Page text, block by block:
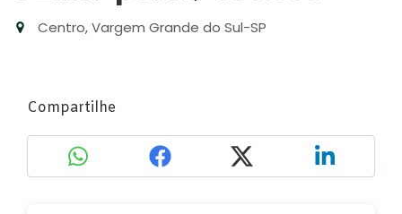
Centro, Vargem Grande do Sul-SP
Compartilhe